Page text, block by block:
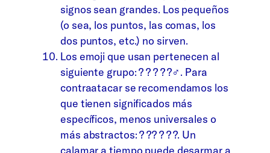
signos sean grandes. Los pequeños
(o sea, los puntos, las comas, los
dos puntos, etc.) no sirven.
Los emoji que usan pertenecen al
siguiente grupo: ? ? ? ? ?‍♂️. Para
contraatacar se recomendamos los
que tienen significados más
específicos, menos universales o
más abstractos: ? ?? ? ? ?. Un
calamar a tiempo puede desarmar a